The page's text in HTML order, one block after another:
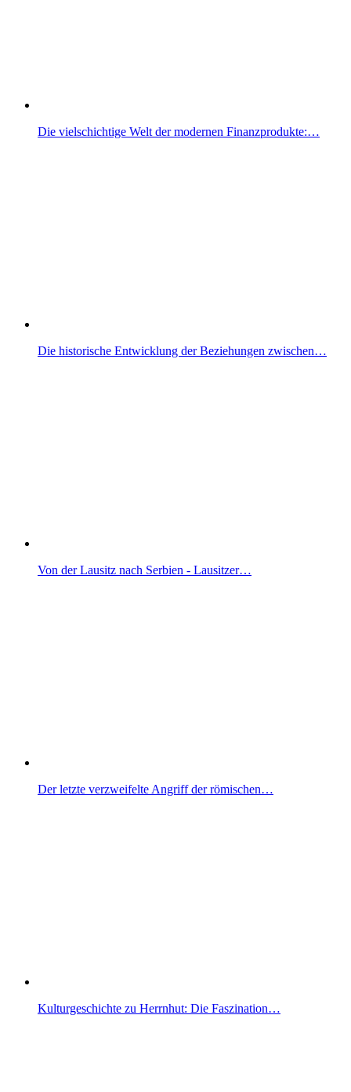
Die vielschichtige Welt der modernen Finanzprodukte:…
Die historische Entwicklung der Beziehungen zwischen…
Von der Lausitz nach Serbien - Lausitzer…
Der letzte verzweifelte Angriff der römischen…
Kulturgeschichte zu Herrnhut: Die Faszination…